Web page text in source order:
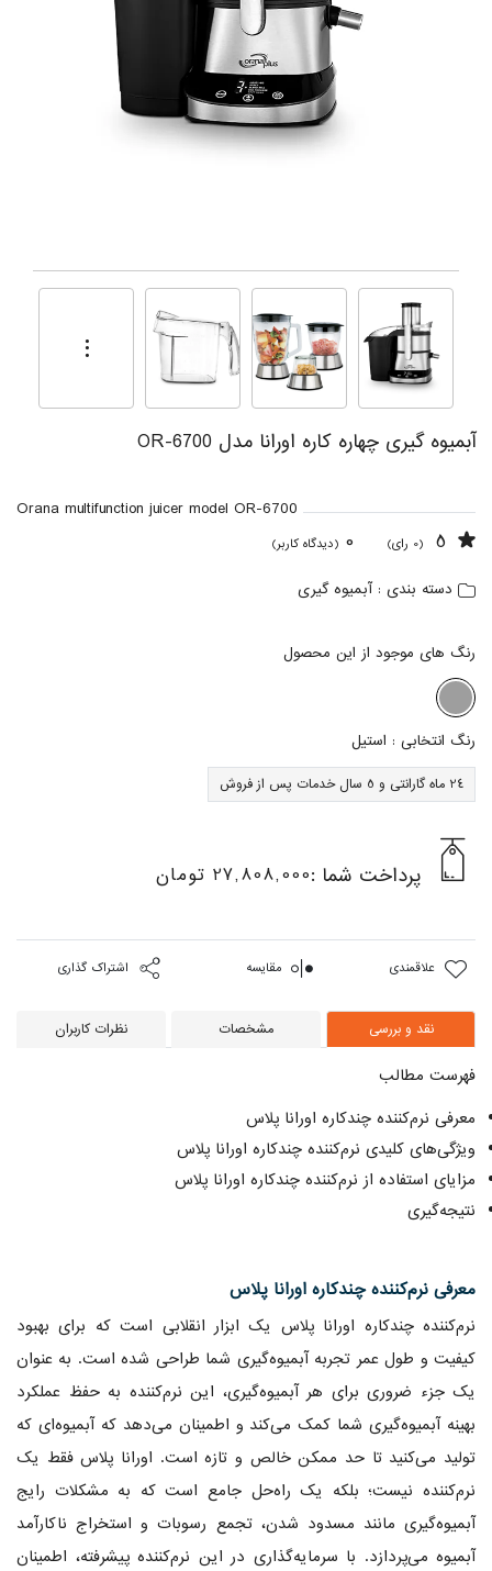
آبمیوه گیری چهاره کاره اورانا مدل OR-6700
Orana multifunction juicer model OR-6700
(0 رای) 0 (دیدگاه کاربر)
دسته بندی : آبمیوه گیری
رنگ های موجود از این محصول
رنگ انتخابی : استیل
24 ماه گارانتی و 5 سال خدمات پس از فروش
پرداخت شما :27,808,000 تومان
علاقمندی مقایسه اشتراک گذاری
نقد و بررسی مشخصات نظرات کاربران
فهرست مطالب
معرفی نرم‌کننده چندکاره اورانا پلاس
ویژگی‌های کلیدی نرم‌کننده چندکاره اورانا پلاس
مزایای استفاده از نرم‌کننده چندکاره اورانا پلاس
نتیجه‌گیری
معرفی نرم‌کننده چندکاره اورانا پلاس
نرم‌کننده چندکاره اورانا پلاس یک ابزار انقلابی است که برای بهبود
کیفیت و طول عمر تجربه آبمیوه‌گیری شما طراحی شده است. به عنوان
یک جزء ضروری برای هر آبمیوه‌گیری، این نرم‌کننده به حفظ عملکرد
بهینه آبمیوه‌گیری شما کمک می‌کند و اطمینان می‌دهد که آبمیوه‌ای که
تولید می‌کنید تا حد ممکن خالص و تازه است. اورانا پلاس فقط یک
نرم‌کننده نیست؛ بلکه یک راه‌حل جامع است که به مشکلات رایج
آبمیوه‌گیری مانند مسدود شدن، تجمع رسوبات و استخراج ناکارآمد
آبمیوه می‌پردازد. با سرمایه‌گذاری در این نرم‌کننده پیشرفته، اطمینان